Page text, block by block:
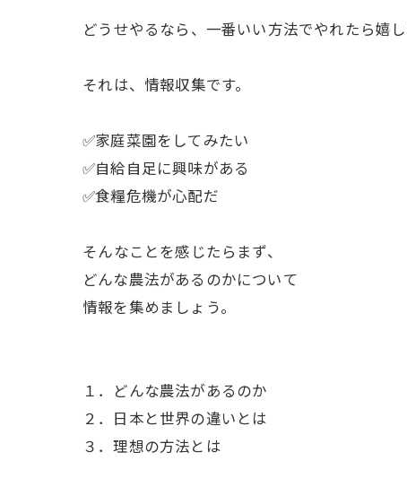
ㅤどうせやるなら、一番いい方法でやれたら嬉
ㅤそれは、情報収集です。
✅家庭菜園をしてみたい
✅自給自足に興味がある
✅食糧危機が心配だ
ㅤそんなことを感じたらまず、
どんな農法があるのかについて
情報を集めましょう。
１．どんな農法があるのか
２．日本と世界の違いとは
３．理想の方法とは